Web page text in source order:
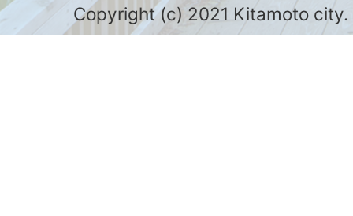
Copyright (c) 2021 Kitamoto city.